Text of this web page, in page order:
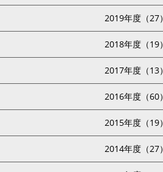
2019年度（27）
2018年度（19）
2017年度（13）
2016年度（60）
2015年度（19）
2014年度（27）